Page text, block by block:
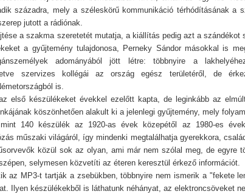
századra, mely a széleskörű kommunikáció térhódításának a
jutott a rádiónak.
a szakma szeretetét mutatja, a kiállítás pedig azt a szándékot
a gyűjtemény tulajdonosa, Perneky Sándor másokkal is
adományából jött létre: többnyire a
szervizes kollégái az ország egész területéről, de
is.
első készülékeket évekkel ezelőtt kapta, de leginkább az
köszönhetően alakult ki a jelenlegi gyűjtemény, mely
140 készülék az 1920-as évek közepétől az 1980-es
műszaki világáról, így mindenki megtalálhatja gyerekkora,
közül sok az olyan, ami már nem szólal meg, de egyre
selymesen közvetíti az éteren keresztül érkező információt.
az MP3-t tartják a zsebükben, többnyire nem ismerik a "fekete
Ilyen készülékekből is láthatunk néhányat, az elektroncsöveket